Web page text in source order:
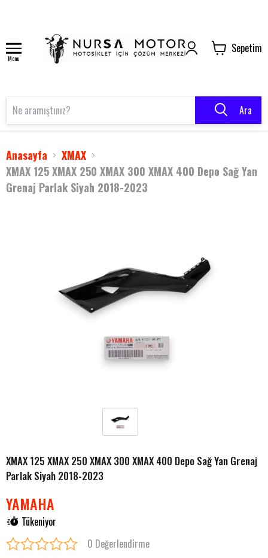
Menu
Sepetim
Ara
Anasayfa
XMAX
XMAX 125 XMAX 250 XMAX 300 XMAX 400 Depo Sağ Yan
Grenaj Parlak Siyah 2018-2023
XMAX 125 XMAX 250 XMAX 300 XMAX 400 Depo Sağ Yan Grenaj
Parlak Siyah 2018-2023
YAMAHA
Tükeniyor
0 Değerlendirme